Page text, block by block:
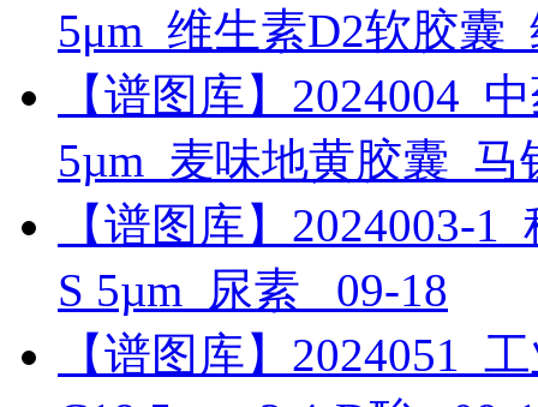
5μm_维生素D2软胶囊
【谱图库】2024004_
5µm_麦味地黄胶囊_
【谱图库】2024003-
S 5µm_尿素_ 09-18
【谱图库】2024051_